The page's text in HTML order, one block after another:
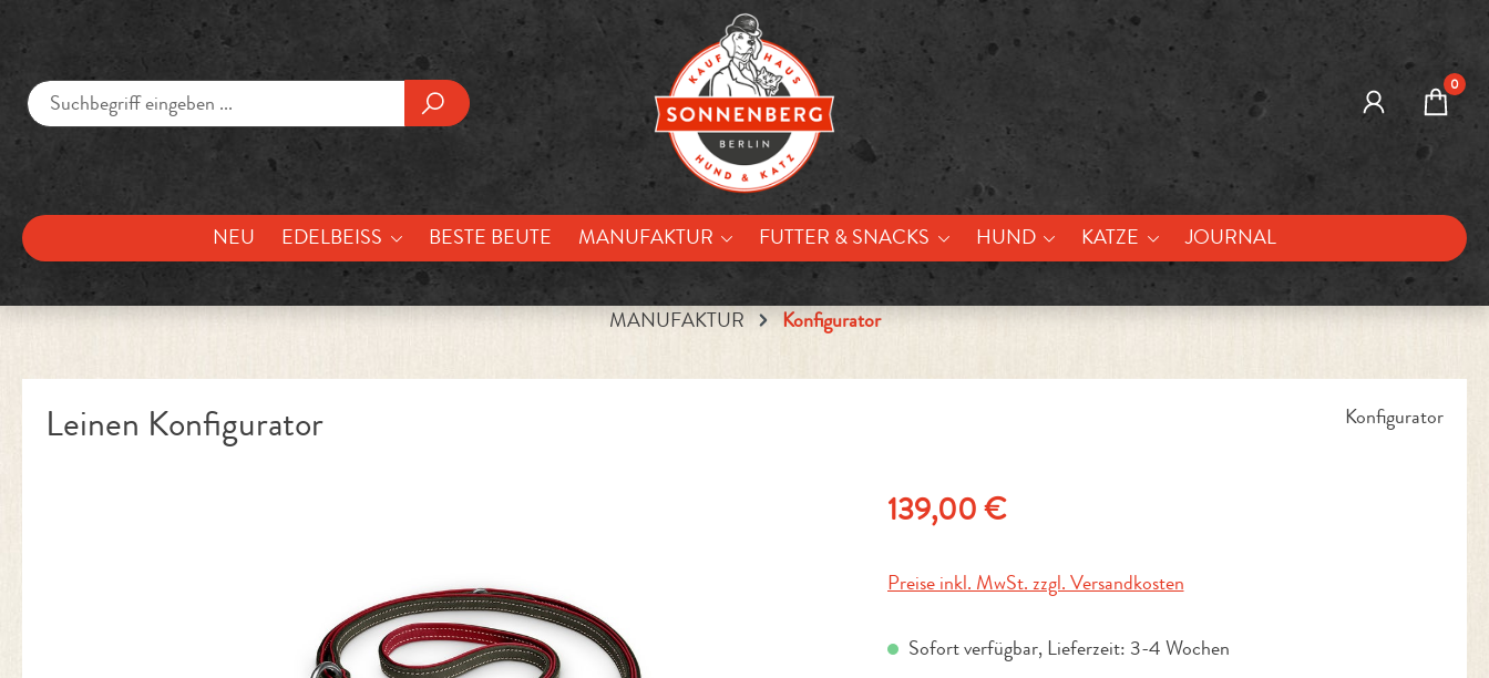
Hauptinhalt springen
0
NEU EDELBEISS BESTE BEUTE MANUFAKTUR FUTTER & SNACKS HUND KATZE JOURNAL
MANUFAKTUR Konfigurator
Leinen Konfigurator Konfigurator
Regulärer Preis:
139,00 €
Preise inkl. MwSt. zzgl. Versandkosten
Sofort verfügbar, Lieferzeit: 3-4 Wochen